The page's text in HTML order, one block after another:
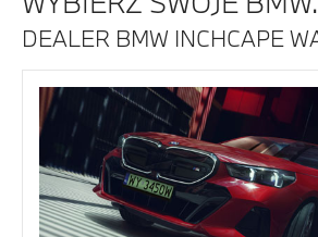
DEALER BMW INCHCAPE